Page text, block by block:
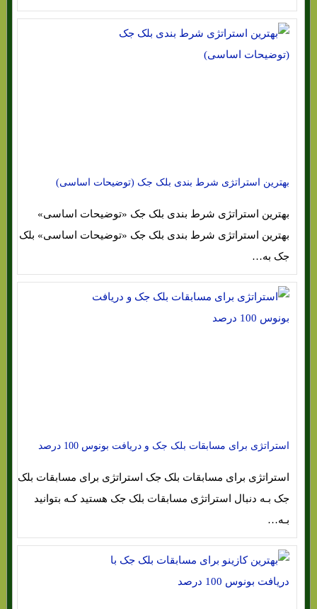
بهترین استراتژی شرط بندی بلک جک (توضیحات اساسی)
بهترین استراتژی شرط بندی بلک جک «توضیحات اساسی»
بهترین استراتژی شرط بندی بلک جک «توضیحات اساسی» بلک
جک به…
استراتژی برای مسابقات بلک جک و دریافت بونوس 100 درصد
استراتژی برای مسابقات بلک جک استراتژی برای مسابقات بلک
جک بـه دنبال استراتژی مسابقات بلک جک هستید کـه بتوانید
بـه…